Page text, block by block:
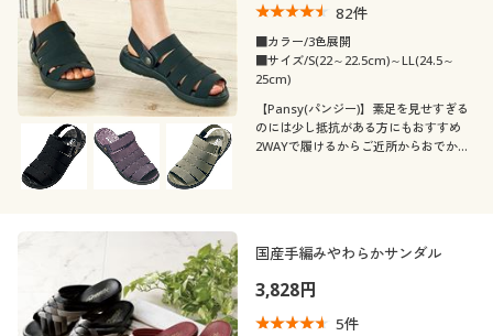
大きいサイズ 事務・制服
カタログ・チラシからのご注文
デジタルカタログ
カタログ無料プレゼント
会員メニュー
閲覧履歴
カラー
こだわり条件
で絞り込む
柄・デザイン
無地
素材
ストレッチ
ベーシック カジュアル
着用感
82件
■カラー/3色展開
■サイズ/S(22～22.5cm)～LL(24.5～
25cm)
【Pansy(パンジー)】素足を見せすぎる
のには少し抵抗がある方にもおすすめ
2WAYで履けるからご近所からおでかけ
国産手編みやわらかサンダル
3,828円
5件